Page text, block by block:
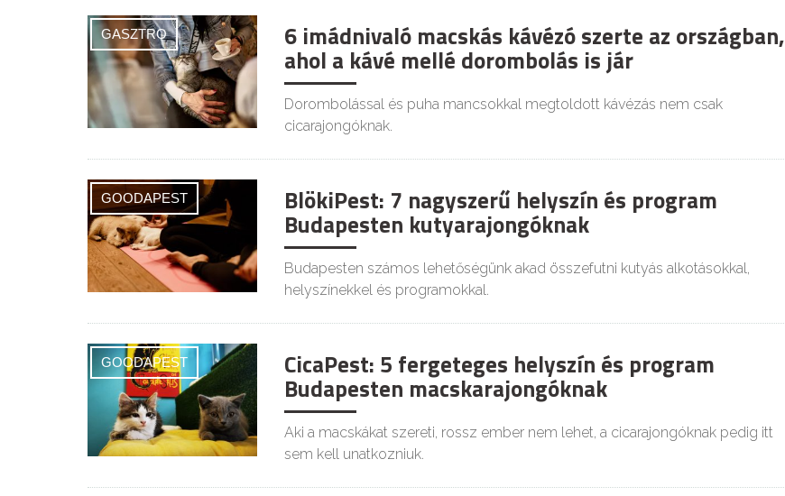
GASZTRO 6 imádnivaló macskás kávézó szerte az országban,
ahol a kávé mellé dorombolás is jár
Dorombolással és puha mancsokkal megtoldott kávézás nem csak
cicarajongóknak.
GOODAPEST BlökiPest: 7 nagyszerű helyszín és program
Budapesten kutyarajongóknak
Budapesten számos lehetőségünk akad összefutni kutyás alkotásokkal,
helyszínekkel és programokkal.
GOODAPEST CicaPest: 5 fergeteges helyszín és program
Budapesten macskarajongóknak
Aki a macskákat szereti, rossz ember nem lehet, a cicarajongóknak pedig itt
sem kell unatkozniuk.